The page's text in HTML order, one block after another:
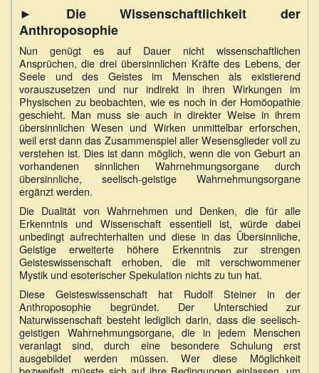
► Die Wissenschaftlichkeit der
Anthroposophie
Nun genügt es auf Dauer nicht wissenschaftlichen
Ansprüchen, die drei übersinnlichen Kräfte des Lebens, der
Seele und des Geistes im Menschen als existierend
vorauszusetzen und nur indirekt in ihren Wirkungen im
Physischen zu beobachten, wie es noch in der Homöopathie
geschieht. Man muss sie auch in direkter Weise in ihrem
übersinnlichen Wesen und Wirken unmittelbar erforschen,
weil erst dann das Zusammenspiel aller Wesensglieder voll zu
verstehen ist. Dies ist dann möglich, wenn die von Geburt an
vorhandenen sinnlichen Wahrnehmungsorgane durch
übersinnliche, seelisch-geistige Wahrnehmungsorgane
ergänzt werden.
Die Dualität von Wahrnehmen und Denken, die für alle
Erkenntnis und Wissenschaft essentiell ist, würde dabei
unbedingt aufrechterhalten und diese in das Übersinnliche,
Geistige erweiterte höhere Erkenntnis zur strengen
Geisteswissenschaft erhoben, die mit verschwommener
Mystik und esoterischer Spekulation nichts zu tun hat.
Diese Geisteswissenschaft hat Rudolf Steiner in der
Anthroposophie begründet. Der Unterschied zur
Naturwissenschaft besteht lediglich darin, dass die seelisch-
geistigen Wahrnehmungsorgane, die in jedem Menschen
veranlagt sind, durch eine besondere Schulung erst
ausgebildet werden müssen. Wer diese Möglichkeit